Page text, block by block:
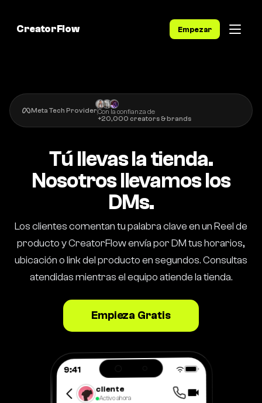
CreatorFlow Empezar
Meta Tech ProviderCon la confianza de
+20,000 creators & brands
Tú llevas la tienda.
Nosotros llevamos los
DMs.
Los clientes comentan tu palabra clave en un Reel de
producto y CreatorFlow envía por DM tus horarios,
ubicación o link del producto en segundos. Consultas
atendidas mientras el equipo atiende la tienda.
Empieza Gratis
9:41
cliente
Activo ahora